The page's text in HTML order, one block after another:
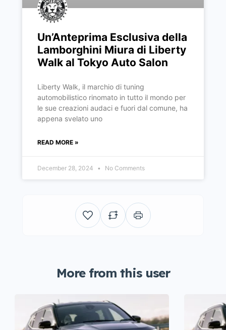
Un’Anteprima Esclusiva della
Lamborghini Miura di Liberty
Walk al Tokyo Auto Salon
Liberty Walk, il marchio di tuning
automobilistico rinomato in tutto il mondo per
le sue creazioni audaci e fuori dal comune, ha
appena svelato uno
READ MORE »
December 28, 2024 No Comments
More from this user